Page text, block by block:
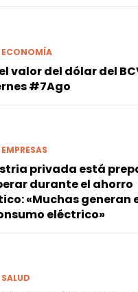
ECONOMÍA
valor del dólar del
#7Ago
EMPRESAS
privada está
durante el ahorro
«Muchas generan
eléctrico»
SALUD